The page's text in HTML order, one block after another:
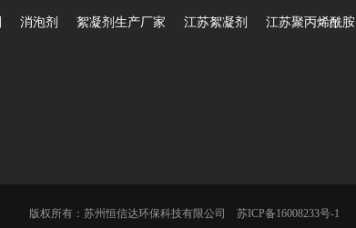
消泡剂 絮凝剂生产厂家 江苏絮凝剂 江苏聚丙烯酰胺
版权所有： 苏州恒信达环保科技有限公司 苏ICP备16008233号-1